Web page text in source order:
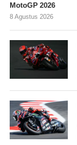
MotoGP 2026
8 Agustus 2026